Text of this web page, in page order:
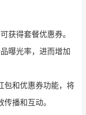
获得套餐优惠券。
曝光率，进而增加
包和优惠券功能，将
播和互动。